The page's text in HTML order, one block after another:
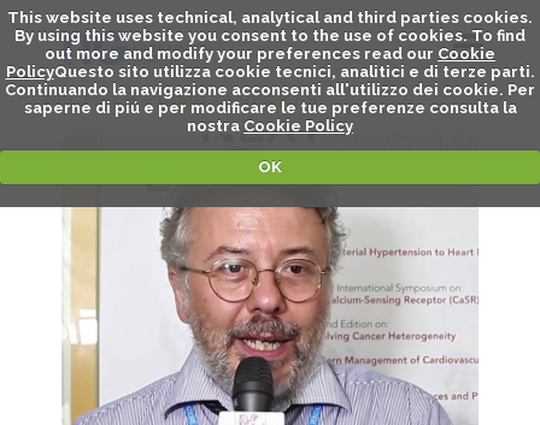
This website uses technical, analytical and third parties cookies.
By using this website you consent to the use of cookies. To find
out more and modify your preferences read our Cookie
PolicyQuesto sito utilizza cookie tecnici, analitici e di terze parti.
Continuando la navigazione acconsenti all'utilizzo dei cookie. Per
saperne di piú e per modificare le tue preferenze consulta la
nostra Cookie Policy
OK
MICHELE PIANA - SPEAKER